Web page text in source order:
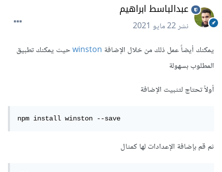
عبدالباسط ابراهيم
نشر22 مايو 2021
يمكنك أيضاً عمل ذلك من خلال الإضافة winstonحيث يمكنك تطبيق
المطلوب بسهولة
أولاً تحتاج لتثبيت الإضافة
npm install winston --save
ثم قم بإضافة الإعدادات لها كمثال